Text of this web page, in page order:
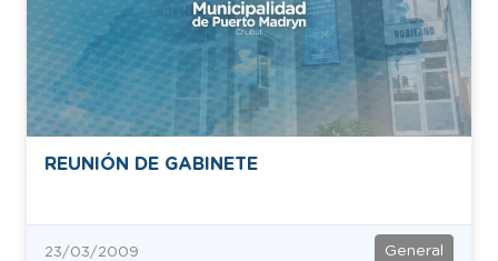
REUNIÓN DE GABINETE
23/03/2009 General